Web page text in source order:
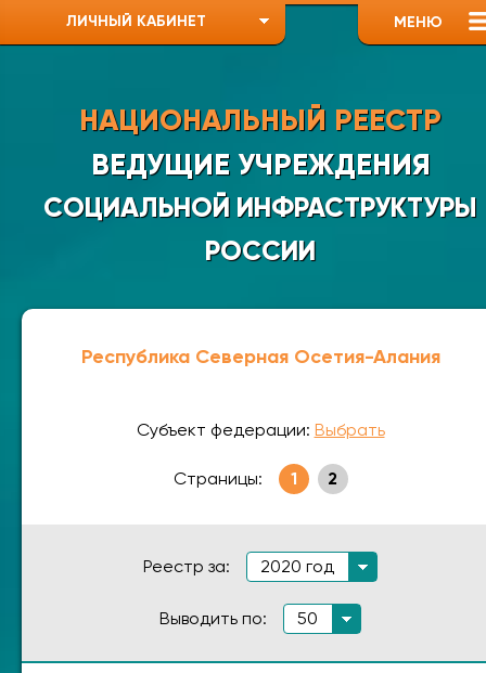
МЕНЮ
ЛИЧНЫЙ КАБИНЕТ
НАЦИОНАЛЬНЫЙ РЕЕСТР
ВЕДУЩИЕ УЧРЕЖДЕНИЯ
СОЦИАЛЬНОЙ ИНФРАСТРУКТУРЫ
РОССИИ
Республика Северная Осетия-Алания
Субъект федерации: Выбрать
Страницы: 1 2
Реестр за: 2020 год
Выводить по: 50